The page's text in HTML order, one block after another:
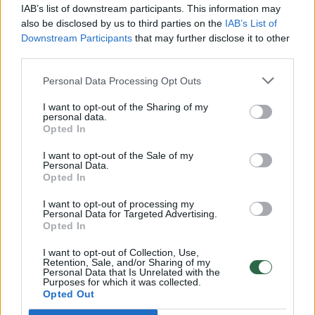
IAB’s list of downstream participants. This information may
also be disclosed by us to third parties on the IAB’s List of
Downstream Participants that may further disclose it to other
Personal Data Processing Opt Outs
I want to opt-out of the Sharing of my
personal data.
Opted In
I want to opt-out of the Sale of my
Personal Data.
Opted In
I want to opt-out of processing my
Personal Data for Targeted Advertising.
Opted In
I want to opt-out of Collection, Use,
Retention, Sale, and/or Sharing of my
Personal Data that Is Unrelated with the
Purposes for which it was collected.
Opted Out
vaiko gyvybių išgelbėti nepavyko
Lietuvos diena
Savaitės vidurys nusimato karštas: temperatūra kils iki
Žinios | Orai
00:15:54
V. Zalužno pasisakymą laiko bandymu įsitvirtinti
Ukrainos politikoje: jis yra neteisus
Laidos | Nauja diena
K. Prunskienės brolis prisiminė jaudinančią akimirką
prieš mirtį: „Tai buvo simbolinis mūsų pagerbimo
ženklas“